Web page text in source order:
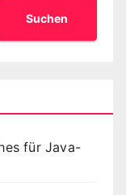
Suchen
für Java-